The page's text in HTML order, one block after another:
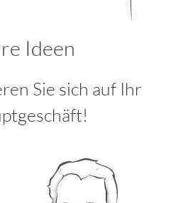
Ideen
Sie sich auf Ihr